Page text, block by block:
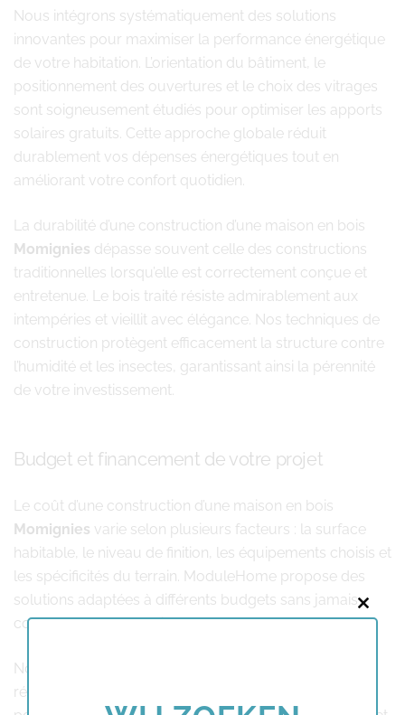
Nous intégrons systématiquement des solutions
innovantes pour maximiser la performance énergétique
de votre habitation. L’orientation du bâtiment, le
positionnement des ouvertures et le choix des vitrages
sont soigneusement étudiés pour optimiser les apports
solaires gratuits. Cette approche globale réduit
durablement vos dépenses énergétiques tout en
améliorant votre confort quotidien.
La durabilité d’une construction d’une maison en bois
Momignies dépasse souvent celle des constructions
traditionnelles lorsqu’elle est correctement conçue et
entretenue. Le bois traité résiste admirablement aux
intempéries et vieillit avec élégance. Nos techniques de
construction protègent efficacement la structure contre
l’humidité et les insectes, garantissant ainsi la pérennité
de votre investissement.
Budget et financement de votre projet
Le coût d’une construction d’une maison en bois
Momignies varie selon plusieurs facteurs : la surface
habitable, le niveau de finition, les équipements choisis et
les spécificités du terrain. ModuleHome propose des
solutions adaptées à différents budgets sans jamais
compromettre la qualité.
Notre méthode de construction modulaire permet de
réaliser des économies substantielles sur plusieurs
Close